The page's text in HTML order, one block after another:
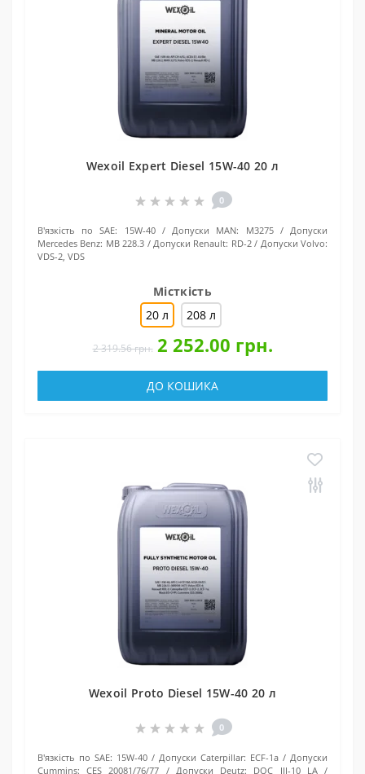
Wexoil Expert Diesel 15W-40 20 л
0
В'язкість по SAE: 15W-40 Допуски MAN: M3275
Допуски
Mercedes Benz: MB 228.3 Допуски Renault: RD-2
Допуски Volvo:
VDS-2, VDS
Місткість
20 л
208 л
2 319.56 грн. 2 252.00 грн.
ДО КОШИКА
Wexoil Proto Diesel 15W-40 20 л
0
В'язкість по SAE: 15W-40 Допуски Caterpillar: ECF-1a
Допуски
Cummins:
CES 20081/76/77 Допуски Deutz: DQC III-10 LA